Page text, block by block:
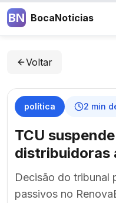
BN BocaNoticias
Voltar
política 2 min
TCU
distribuidoras
Decisão do tribunal
passivos no